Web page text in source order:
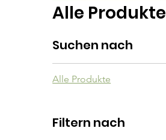
Alle Produkte
Suchen nach
Alle Produkte
Filtern nach